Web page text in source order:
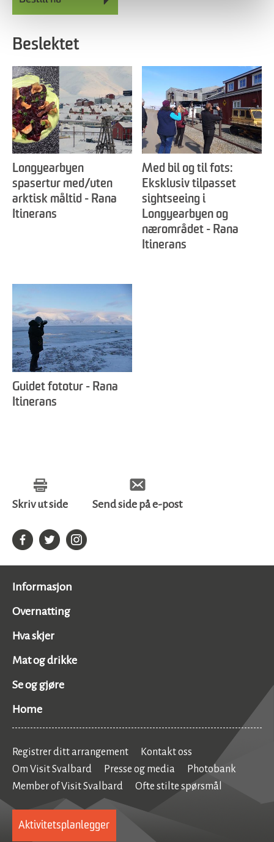
Beslektet
Longyearbyen
spasertur med/uten
arktisk måltid - Rana
Itinerans
Med bil og til fots:
Eksklusiv tilpasset
sightseeing i
Longyearbyen og
nærområdet - Rana
Itinerans
Guidet fototur - Rana
Itinerans
Skriv ut side Send side på e-post
Informasjon
Overnatting
Hva skjer
Mat og drikke
Se og gjøre
Home
Registrer ditt arrangement
Kontakt oss
Om Visit Svalbard
Presse og media
Photobank
Member of Visit Svalbard
Ofte stilte spørsmål
Aktivitetsplanlegger